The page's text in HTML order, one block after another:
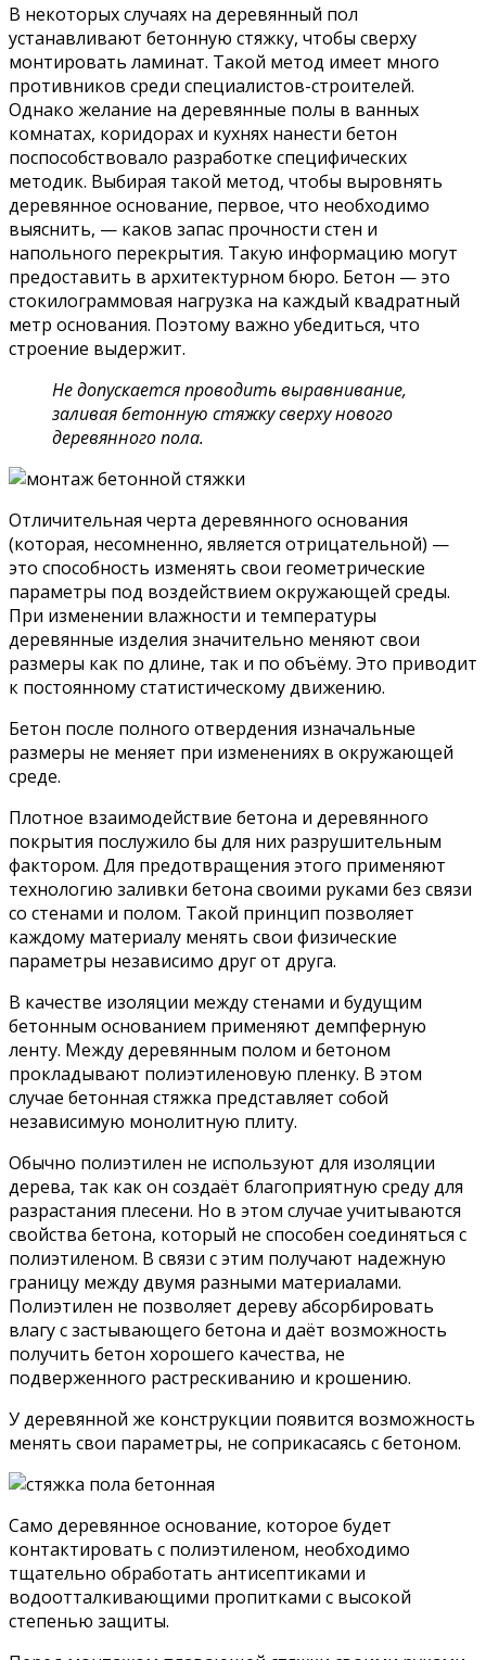
В некоторых случаях на деревянный пол
устанавливают бетонную стяжку, чтобы сверху
монтировать ламинат. Такой метод имеет много
противников среди специалистов-строителей.
Однако желание на деревянные полы в ванных
комнатах, коридорах и кухнях нанести бетон
поспособствовало разработке специфических
методик. Выбирая такой метод, чтобы выровнять
деревянное основание, первое, что необходимо
выяснить, — каков запас прочности стен и
напольного перекрытия. Такую информацию могут
предоставить в архитектурном бюро. Бетон — это
стокилограммовая нагрузка на каждый квадратный
метр основания. Поэтому важно убедиться, что
строение выдержит.
Не допускается проводить выравнивание,
заливая бетонную стяжку сверху нового
деревянного пола.
Отличительная черта деревянного основания
(которая, несомненно, является отрицательной) —
это способность изменять свои геометрические
параметры под воздействием окружающей среды.
При изменении влажности и температуры
деревянные изделия значительно меняют свои
размеры как по длине, так и по объёму. Это приводит
к постоянному статистическому движению.
Бетон после полного отвердения изначальные
размеры не меняет при изменениях в окружающей
среде.
Плотное взаимодействие бетона и деревянного
покрытия послужило бы для них разрушительным
фактором. Для предотвращения этого применяют
технологию заливки бетона своими руками без связи
со стенами и полом. Такой принцип позволяет
каждому материалу менять свои физические
параметры независимо друг от друга.
В качестве изоляции между стенами и будущим
бетонным основанием применяют демпферную
ленту. Между деревянным полом и бетоном
прокладывают полиэтиленовую пленку. В этом
случае бетонная стяжка представляет собой
независимую монолитную плиту.
Обычно полиэтилен не используют для изоляции
дерева, так как он создаёт благоприятную среду для
разрастания плесени. Но в этом случае учитываются
свойства бетона, который не способен соединяться с
полиэтиленом. В связи с этим получают надежную
границу между двумя разными материалами.
Полиэтилен не позволяет дереву абсорбировать
влагу с застывающего бетона и даёт возможность
получить бетон хорошего качества, не
подверженного растрескиванию и крошению.
У деревянной же конструкции появится возможность
менять свои параметры, не соприкасаясь с бетоном.
Само деревянное основание, которое будет
контактировать с полиэтиленом, необходимо
тщательно обработать антисептиками и
водоотталкивающими пропитками с высокой
степенью защиты.